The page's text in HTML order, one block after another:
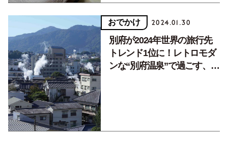
おでかけ 2024.01.30
別府が2024年世界の旅行先
トレンド1位に！レトロモダ
ンな“別府温泉”で過ごす、癒